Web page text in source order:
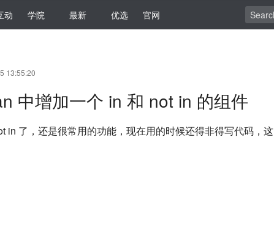
动 学院 最新 优选 官网
13:55:20
中增加一个 in 和 not in 的组件
in 了，还是很常用的功能，现在用的时候还得非得写代码，这